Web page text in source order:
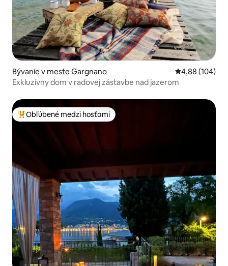
Bývanie v meste Gargnano Priemerné
4,88 (104)
Exkluzívny dom v radovej zástavbe nad jazerom
Najobľúbenejšie medzi hosťami
Obľúbené medzi hosťami